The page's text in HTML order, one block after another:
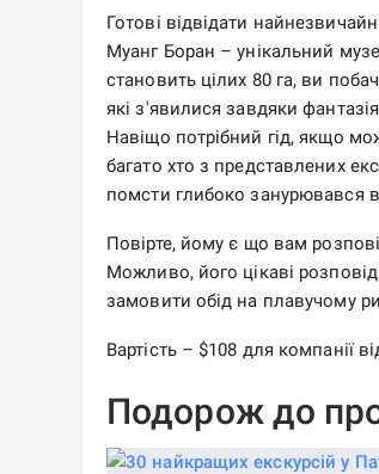
Готові відвідати
Муанг Боран – унікальний
становить цілих 80 га, ви
які з'явилися завдяки
Навіщо потрібний гід, якщо
багато хто з представлених
помсти глибоко занурювався в
Повірте, йому є що вам
Можливо, його цікаві
замовити обід на плавучому
Вартість – $108 для компанії
Подорож до